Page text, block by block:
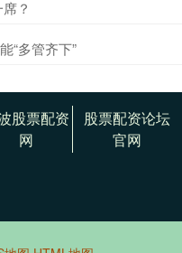
？
“多管齐下”
股票配资
网
股票配资论坛
官网